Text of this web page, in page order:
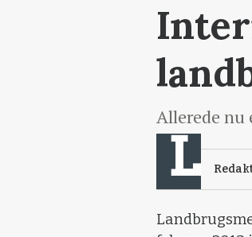
Allerede nu